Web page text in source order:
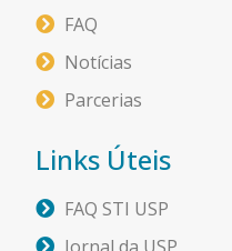
FAQ
Notícias
Parcerias
Links Úteis
FAQ STI USP